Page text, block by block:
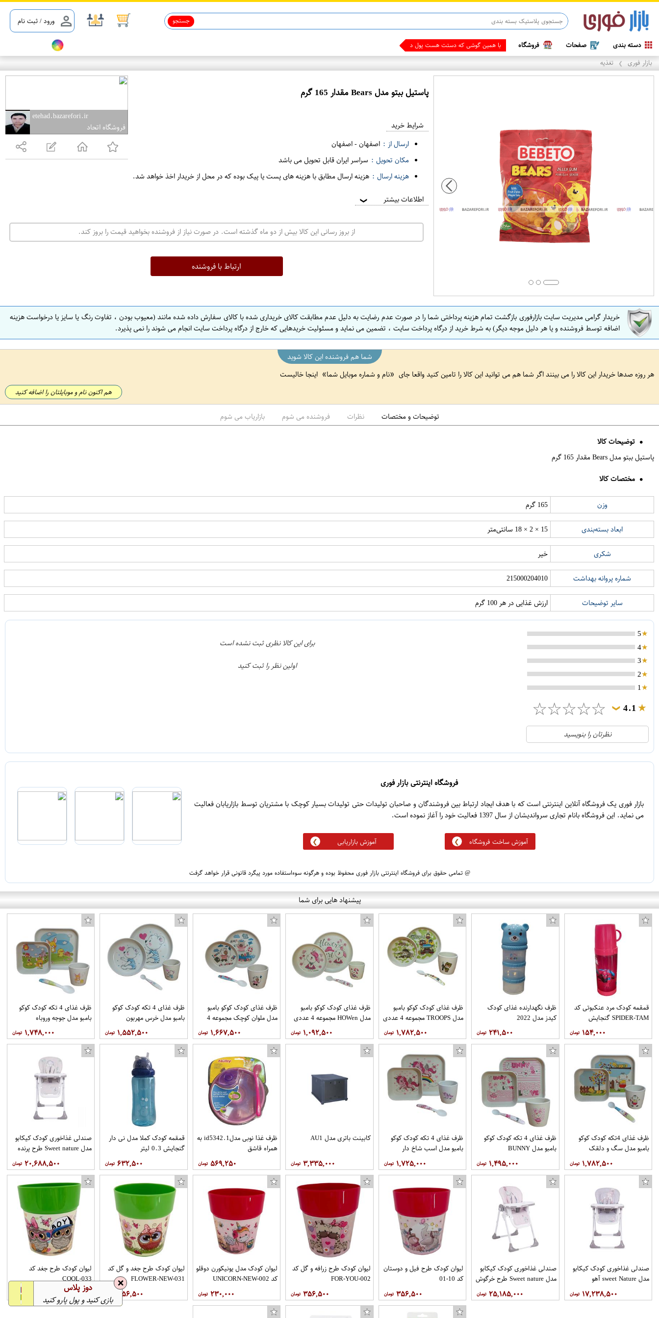
ورود / ثبت نام جستجو
دسته بندی صفحات فروشگاه با همین گوشی که دستت هست پول دربیار !!!
بازار فوری ❯ تغذیه
etehad.bazarefori.ir
فروشگاه اتحاد
پاستیل ببتو مدل Bears مقدار 165 گرم
ت
ه
ص
ف
ه
ا
ن
ا
ف
ه
شرایط خرید
ارسال از : اصفهان-اصفهان
مکان تحویل : سراسر ایران قابل تحویل می باشد
هزینه ارسال : هزینه ارسال مطابق با هزینه های پست یا پیک بوده که در محل از خریدار اخذ خواهد شد.
اطلاعات بیشتر ❯
از بروز رسانی این کالا بیش از دو ماه گذشته است. در صورت نیاز از فروشنده بخواهید قیمت را بروز کند.
ارتباط با فروشنده
خریدار گرامی مدیریت سایت بازارفوری بازگشت تمام هزینه پرداختی شما را در صورت عدم رضایت به دلیل عدم مطابقت کالای خریداری شده با کالای سفارش داده شده مانند (معیوب بودن ، تفاوت رنگ یا سایز یا درخواست هزینه
اضافه توسط فروشنده و یا هر دلیل موجه دیگر) به شرط خرید از درگاه پرداخت سایت ، تضمین می نماید و مسئولیت خریدهایی که خارج از درگاه پرداخت سایت انجام می شوند را نمی پذیرد.
شما هم فروشنده این کالا شوید
هر روزه صدها خریدار این کالا را می بینند اگر شما هم می توانید این کالا را تامین کنید واقعا جای
نام و شماره موبایل شما اینجا خالیست
هم اکنون نام و موبایلتان را اضافه کنید
توضیحات و مختصات نظرات فروشنده می شوم بازاریاب می شوم
توضیحات کالا
پاستیل ببتو مدل Bears مقدار 165 گرم
مختصات کالا
وزن 165 گرم
ابعاد بسته‌بندی 15 × 2 × 18 سانتی‌متر
شکری خیر
شماره پروانه بهداشت 215000204010
سایر توضیحات ارزش غذایی در هر 100 گرم
5
4
3
2
1
4.1
❯
☆
☆
☆
☆
☆
21
3
1
1
5
نظرتان را بنویسید
برای این کالا نظری ثبت نشده است
اولین نظر را ثبت کنید
فروشگاه اینترنتی بازار فوری
بازار فوری یک فروشگاه آنلاین اینترنتی است که با هدف ایجاد ارتباط بین فروشندگان و صاحبان تولیدات حتی تولیدات بسیار کوچک با مشتریان توسط بازاریابان فعالیت
می نماید. این فروشگاه بانام تجاری سرواندیشان از سال 1397 فعالیت خود را آغاز نموده است.
آموزش ساخت فروشگاه آموزش بازاریابی
@ تمامی حقوق برای فروشگاه اینترنتی بازار فوری محفوظ بوده و هرگونه سوءاستفاده مورد پیگرد قانونی قرار خواهد گرفت
پیشنهاد هایی برای شما
قمقمه کودک مرد عنکبوتی کد
SPIDER-TAM گنجایش
۱۵۴,۰۰۰
ظرف نگهدارنده غذای کودک
کیدز مدل 2022
۲۴۱,۵۰۰
ظرف غذای کودک کوکو بامبو
مدل TROOPS مجموعه 4 عددی
۱,۷۸۲,۵۰۰
ظرف غذای کودک کوکو بامبو
مدل HOWen مجموعه 4 عددی
۱,۰۹۲,۵۰۰
ظرف غذای کودک کوکو بامبو
مدل ملوان کوچک مجموعه 4
۱,۶۶۷,۵۰۰
ظرف غذای 4 تکه کودک کوکو
بامبو مدل خرس مهربون
۱,۵۵۲,۵۰۰
ظرف غذای 4 تکه کودک کوکو
بامبو مدل جوجه وروباه
۱,۷۴۸,۰۰۰
ظرف غذای 4تکه کودک کوکو
بامبو مدل سگ و دلقک
۱,۷۸۲,۵۰۰
ظرف غذای 4 تکه کودک کوکو
بامبو مدل BUNNY
۱,۴۹۵,۰۰۰
ظرف غذای 4 تکه کودک کوکو
بامبو مدل اسب شاخ دار
۱,۷۲۵,۰۰۰
کابینت باتری مدل AU1
۳,۳۳۵,۰۰۰
ظرف غذا نوبی مدلid5342.1 به
همراه قاشق
۵۶۹,۲۵۰
قمقمه کودک کملا مدل نی دار
گنجایش 0.3 لیتر
۶۳۲,۵۰۰
صندلی غذاخوری کودک کیکابو
مدل Sweet nature طرح پرنده
۲۰,۶۸۸,۵۰۰
صندلی غذاخوری کودک کیکابو
مدل sweet Nature آهو
۱۷,۲۳۸,۵۰۰
صندلی غذاخوری کودک کیکابو
مدل Sweet nature طرح خرگوش
۲۵,۱۸۵,۰۰۰
لیوان کودک طرح فیل و دوستان
کد 10-01
۳۵۶,۵۰۰
لیوان کودک طرح زرافه و گل کد
FOR-YOU-002
۳۵۶,۵۰۰
لیوان کودک مدل یونیکورن دوقلو
کد UNICORN-NEW-002
۲۳۰,۰۰۰
لیوان کودک طرح جغد و گل کد
FLOWER-NEW-031
۳۵۶,۵۰۰
لیوان کودک طرح جغد کد
COOL-033
❌ دوز پلاس
بازی کنید و پول پارو کنید